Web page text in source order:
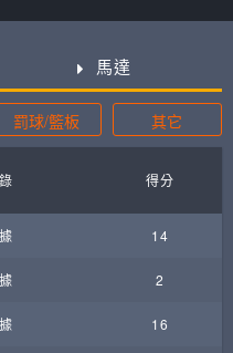
馬達
罰球/籃板 其它
得分
14
2
16